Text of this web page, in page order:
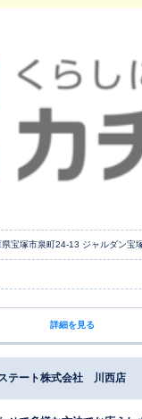
県宝塚市泉町24-13 ジャルダン宝
詳細を見る
テート株式会社 川西店